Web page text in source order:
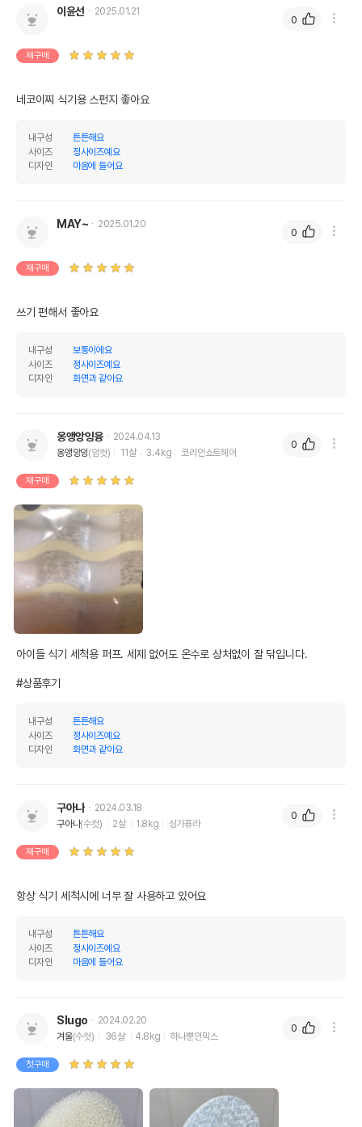
이윤선 2025.01.21
재구매
네코이찌 식기용 스펀지 좋아요
내구성
튼튼해요
사이즈
정사이즈예요
디자인
마음에 들어요
0
MAY~ 2025.01.20
재구매
쓰기 편해서 좋아요
내구성
보통이에요
사이즈
정사이즈예요
디자인
화면과 같아요
0
옹앵앙잉융
2024.04.13
옹앵앙잉(암컷) 11살 3.4kg 코리안쇼트헤어
재구매
아이들 식기 세척용 퍼프. 세제 없어도 온수로 상처없이 잘 닦입니다.
#상품후기
내구성
튼튼해요
사이즈
정사이즈예요
디자인
화면과 같아요
0
구아나
2024.03.18
구아나(수컷) 2살 1.8kg 싱가퓨라
재구매
항상 식기 세척시에 너무 잘 사용하고 있어요
내구성
튼튼해요
사이즈
정사이즈예요
디자인
마음에 들어요
0
Slugo
2024.02.20
겨울(수컷) 36살 4.8kg 하나뿐인믹스
첫구매
0